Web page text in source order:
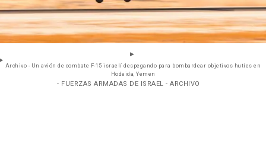
Archivo - Un avión de combate F-15 israelí despegando para bombardear objetivos hutíes en
Hodeida, Yemen
- FUERZAS ARMADAS DE ISRAEL - ARCHIVO